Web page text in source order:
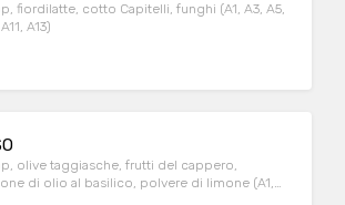
fiordilatte, cotto Capitelli, funghi (A1, A3, A5,
A13)
olive taggiasche, frutti del cappero,
di olio al basilico, polvere di limone (A1,